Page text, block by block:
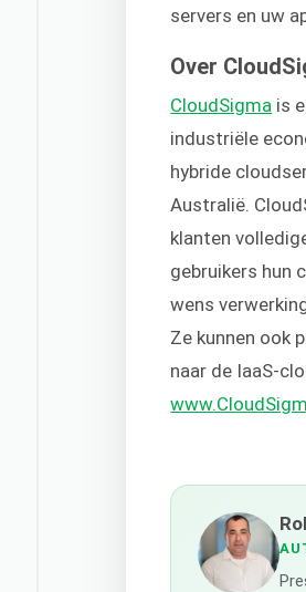
servers en uw
Over
CloudSigma is
industriële
hybride
Australië.
klanten
gebruikers hun
wens
Ze kunnen ook
naar de IaaS-